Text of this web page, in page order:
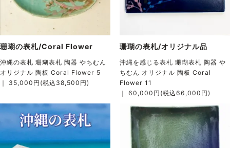
珊瑚の表札/Coral Flower
沖縄の表札 珊瑚表札 陶器 やちむん
オリジナル 陶板 Coral Flower 5
｜ 35,000円(税込38,500円)
珊瑚の表札/オリジナル品
沖縄を感じる表札 珊瑚表札 陶器 や
ちむん オリジナル 陶板 Coral
Flower 11
｜ 60,000円(税込66,000円)